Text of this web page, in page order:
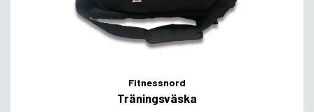
Fitnessnord
Träningsväska